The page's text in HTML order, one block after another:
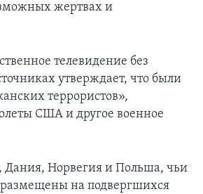
жертвах и
телевидение без
утверждает, что были
террористов»,
США и другое военное
Дания, Норвегия и Польша, чьи
на подвергшихся